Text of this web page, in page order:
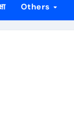
राउरकेला
Others